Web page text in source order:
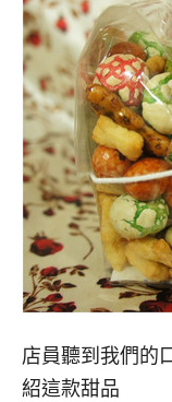
店員聽到我們的
紹這款甜品